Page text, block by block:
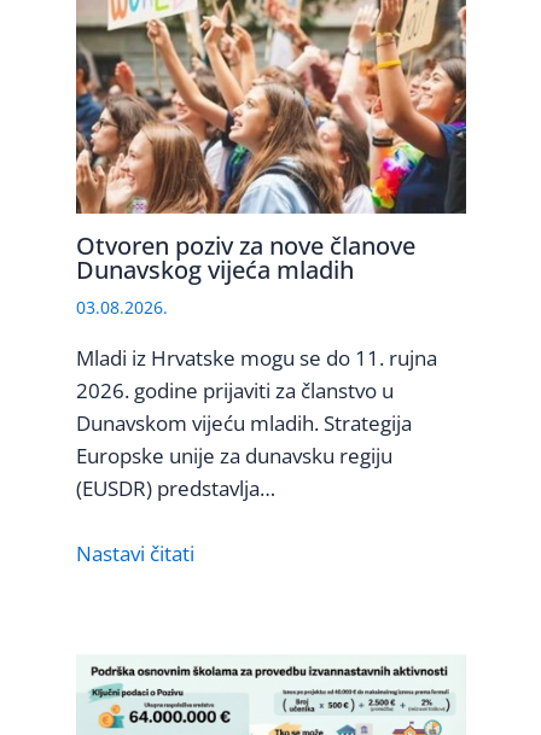
Otvoren poziv za nove članove
Dunavskog vijeća mladih
03.08.2026.
Mladi iz Hrvatske mogu se do 11. rujna
2026. godine prijaviti za članstvo u
Dunavskom vijeću mladih. Strategija
Europske unije za dunavsku regiju
(EUSDR) predstavlja…
Nastavi čitati